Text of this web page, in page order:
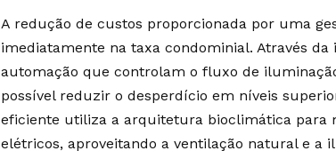
A redução de custos proporcionada por uma
imediatamente na taxa condominial. Através
automação que controlam o fluxo de
possível reduzir o desperdício em níveis
eficiente utiliza a arquitetura bioclimática para
elétricos, aproveitando a ventilação natural e a